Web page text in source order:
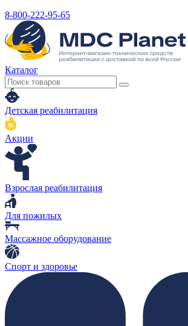
8-800-222-95-65
Каталог
Детская реабилитация
Акции
Взрослая реабилитация
Для пожилых
Массажное оборудование
Спорт и здоровье